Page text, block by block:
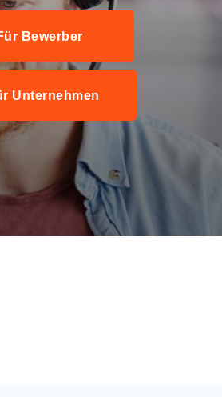
Bewerber
Unternehmen